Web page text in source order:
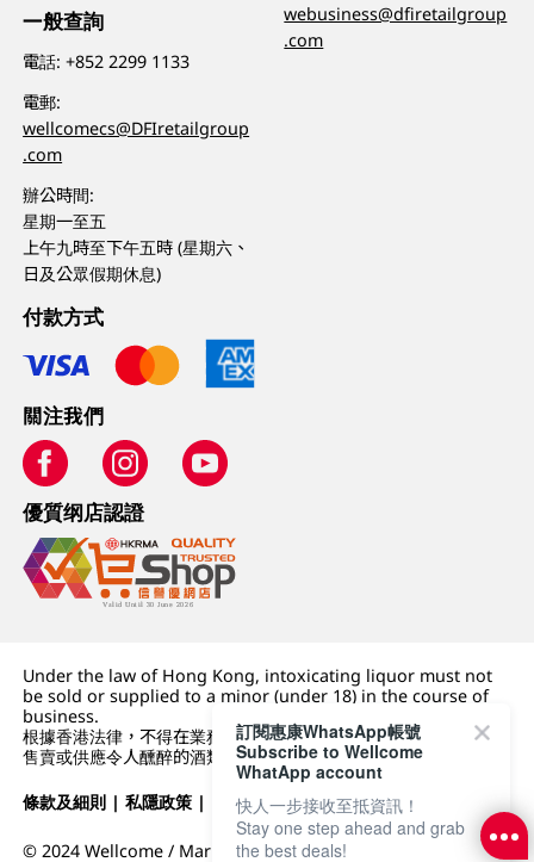
一般查詢
電話:+852 2299 1133
電郵:
wellcomecs@DFIretailgroup
.com
辦公時間:
星期一至五
上午九時至下午五時 (星期六、
日及公眾假期休息)
webusiness@dfiretailgroup
.com
付款方式
關注我們
優質纲店認證
Under the law of Hong Kong, intoxicating liquor must not
be sold or supplied to a minor (under 18) in the course of
business.
根據香港法律，不得在業務過程中，向未成年人 (18 歲以下人士)
售賣或供應令人醺醉的酒類。
條款及細則 |私隱政策 | DFI零售集團
© 2024 Wellcome / Market Place. The Dairy Farm Company
訂閱惠康WhatsApp帳號
Subscribe to Wellcome
WhatApp account
快人一步接收至抵資訊！
Stay one step ahead and grab
the best deals!